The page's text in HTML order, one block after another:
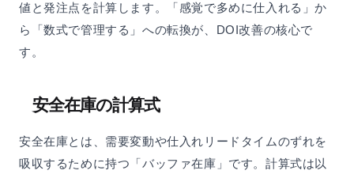
値と発注点を計算します。「感覚で多めに仕入れる」か
ら「数式で管理する」への転換が、DOI改善の核心で
す。
安全在庫の計算式
安全在庫とは、需要変動や仕入れリードタイムのずれを
吸収するために持つ「バッファ在庫」です。計算式は以